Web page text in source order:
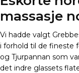
massasje
Vi hadde valgt
i forhold til de fineste
og Tjurpannan som
det indre glassets